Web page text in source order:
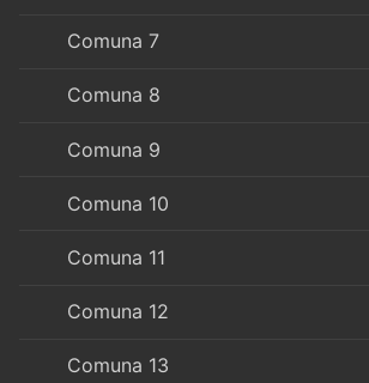
Comuna 7
Comuna 8
Comuna 9
Comuna 10
Comuna 11
Comuna 12
Comuna 13